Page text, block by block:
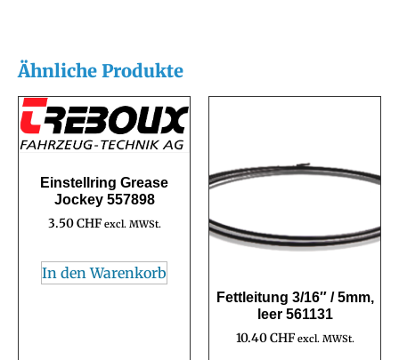
Ähnliche Produkte
Einstellring Grease
Jockey 557898
3.50CHF excl. MWSt.
In den Warenkorb
Fettleitung 3/16″ / 5mm,
leer 561131
10.40CHF excl. MWSt.